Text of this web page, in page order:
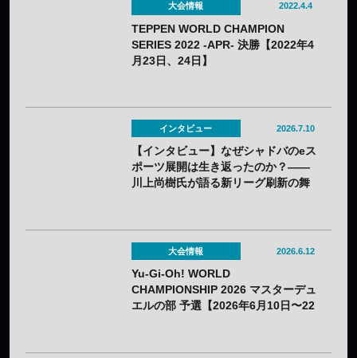
大会情報 2022.4.4
TEPPEN WORLD CHAMPION
SERIES 2022 -APR- 決勝【2022年4
月23日、24日】
インタビュー 2026.7.10
【インタビュー】なぜシャドバのeス
ポーツ展開は生き返ったのか？——
川上尚樹氏が語る新リーグ刷新の舞
大会情報 2026.6.12
Yu-Gi-Oh! WORLD
CHAMPIONSHIP 2026 マスターデュ
エルの部 予選【2026年6月10日〜22